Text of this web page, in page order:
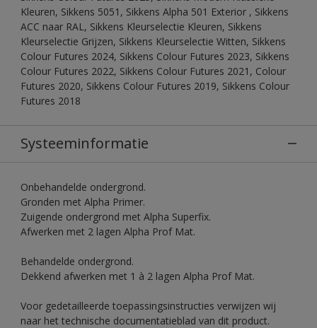
Kleuren, Sikkens 5051, Sikkens Alpha 501 Exterior , Sikkens
ACC naar RAL, Sikkens Kleurselectie Kleuren, Sikkens
Kleurselectie Grijzen, Sikkens Kleurselectie Witten, Sikkens
Colour Futures 2024, Sikkens Colour Futures 2023, Sikkens
Colour Futures 2022, Sikkens Colour Futures 2021, Colour
Futures 2020, Sikkens Colour Futures 2019, Sikkens Colour
Futures 2018
Systeeminformatie
Onbehandelde ondergrond.
Gronden met Alpha Primer.
Zuigende ondergrond met Alpha Superfix.
Afwerken met 2 lagen Alpha Prof Mat.
Behandelde ondergrond.
Dekkend afwerken met 1 à 2 lagen Alpha Prof Mat.
Voor gedetailleerde toepassingsinstructies verwijzen wij
naar het technische documentatieblad van dit product.